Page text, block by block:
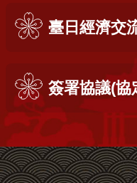
臺日經濟交
簽署協議(協